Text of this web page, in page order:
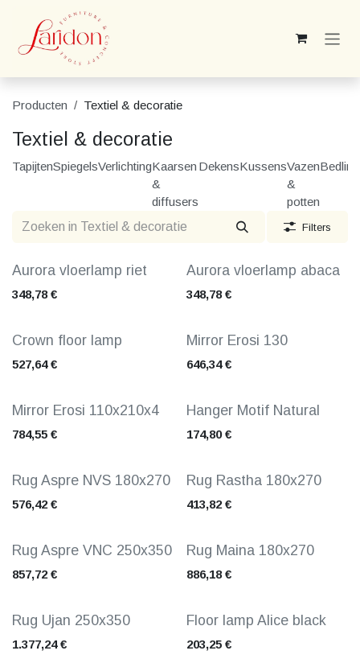
Overslaan naar inhoud
Producten Textiel & decoratie
Textiel & decoratie
TapijtenSpiegelsVerlichtingKaarsen
&
diffusers
DekensKussensVazen
&
potten
Filters
Aurora vloerlamp riet
348,78€
Aurora vloerlamp abaca
348,78€
Crown floor lamp
527,64€
Mirror Erosi 130
646,34€
Mirror Erosi 110x210x4
784,55 €
Hanger Motif Natural
174,80€
Rug Aspre NVS 180x270
576,42 €
Rug Rastha 180x270
413,82€
Rug Aspre VNC 250x350
857,72 €
Rug Maina 180x270
886,18€
Rug Ujan 250x350
1.377,24€
Floor lamp Alice black
203,25€